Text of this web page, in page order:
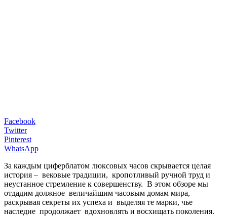
Facebook
Twitter
Pinterest
WhatsApp
За каждым циферблатом люксовых часов скрывается целая
история – вековые традиции, кропотливый ручной труд и
неустанное стремление к совершенству. В этом обзоре мы
отдадим должное величайшим часовым домам мира,
раскрывая секреты их успеха и выделяя те марки, чье
наследие продолжает вдохновлять и восхищать поколения.